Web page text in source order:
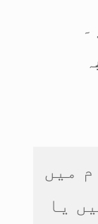
میں
یا